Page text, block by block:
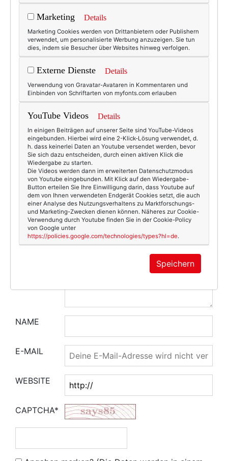
6909
0
04.06.2011
KOMMENTAR
NAME
E-MAIL
WEBSITE
CAPTCHA*
Marketing Details
Marketing Cookies werden von Drittanbietern oder Publishern
verwendet, um personalisierte Werbung anzuzeigen. Sie tun
dies, indem sie Besucher über Websites hinweg verfolgen.
Externe Dienste Details
Verwendung von Gravatar-Avataren in Kommentaren und
Einbinden von Schriftarten von myfonts.com erlauben
YouTube Videos Details
In einigen Beiträgen auf unserer Seite sind YouTube-Videos
eingebunden. Hierbei wird eine 2-Klick-Lösung verwendet, d.
h. dass keinerlei Daten an Youtube versendet werden, bevor
Sie sich dazu entscheiden, durch einen aktiven Klick die
Wiedergabe zu starten.
Die Videos werden dann im erweiterten Datenschutzmodus
von Youtube eingebunden. Mit Klick auf den Wiedergabe-
Button erteilen Sie Ihre Einwilligung darin, dass Youtube auf
dem von Ihnen verwendeten Endgerät Cookies setzt, die auch
einer Analyse des Nutzungsverhaltens zu Marktforschungs-
und Marketing-Zwecken dienen können. Näheres zur Cookie-
Verwendung durch Youtube finden Sie in der Cookie-Policy
von Google unter
https://policies.google.com/technologies/types?hl=de.
Speichern